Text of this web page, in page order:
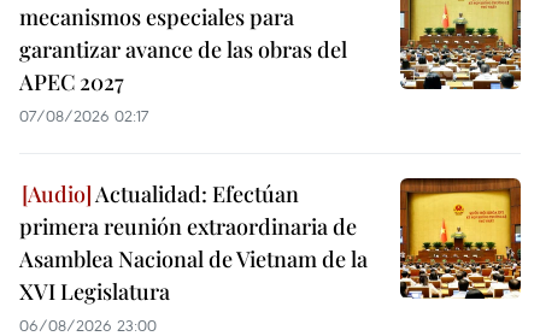
mecanismos especiales para
garantizar avance de las obras del
APEC 2027
07/08/2026 02:17
Actualidad: Efectúan
primera reunión extraordinaria de
Asamblea Nacional de Vietnam de la
XVI Legislatura
06/08/2026 23:00